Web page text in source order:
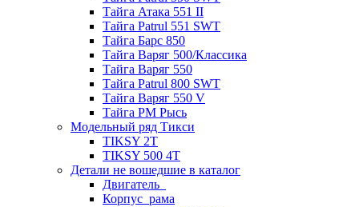
Тайга Атака 551 II
Тайга Patrul 551 SWT
Тайга Барс 850
Тайга Варяг 500/Классика
Тайга Варяг 550
Тайга Patrul 800 SWT
Тайга Варяг 550 V
Тайга РМ Рысь
Модельный ряд Тикси
TIKSY 2T
TIKSY 500 4T
Детали не вошедшие в каталог
Двигатель_
Корпус_рама